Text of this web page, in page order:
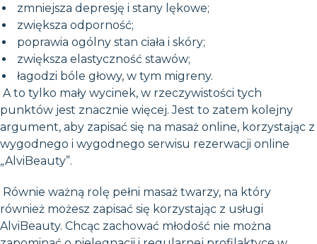
zmniejsza depresję i stany lękowe;
zwiększa odporność;
poprawia ogólny stan ciała i skóry;
zwiększa elastyczność stawów;
łagodzi bóle głowy, w tym migreny.
A to tylko mały wycinek, w rzeczywistości tych
punktów jest znacznie więcej. Jest to zatem kolejny
argument, aby zapisać się na masaż online, korzystając z
wygodnego i wygodnego serwisu rezerwacji online
„AlviBeauty”.
Równie ważną rolę pełni masaż twarzy, na który
również możesz zapisać się korzystając z usługi
AlviBeauty. Chcąc zachować młodość nie można